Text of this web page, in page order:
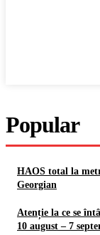
Popular
HAOS total la
Georgian
Atenție la ce se
10 august – 7